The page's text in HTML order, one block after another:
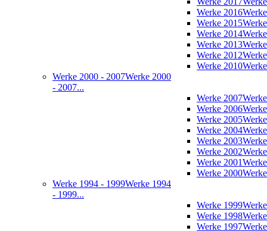
Werke 2016
Werke 2015
Werke 2014
Werke 2013
Werke 2012
Werke 2010
Werke 2000 - 2007Werke 2000
- 2007...
Werke 2007
Werke 2006
Werke 2005
Werke 2004
Werke 2003
Werke 2002
Werke 2001
Werke 2000
Werke 1994 - 1999Werke 1994
- 1999...
Werke 1999
Werke 1998
Werke 1997